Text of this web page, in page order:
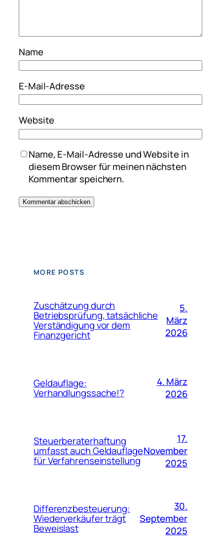
Name
E-Mail-Adresse
Website
Name, E-Mail-Adresse und Website in
diesem Browser für meinen nächsten
Kommentar speichern.
MORE POSTS
Zuschätzung durch
Betriebsprüfung, tatsächliche
Verständigung vor dem
Finanzgericht
5.
März
2026
Geldauflage:
Verhandlungssache!?
4. März
2026
Steuerberaterhaftung
umfasst auch Geldauflage
für Verfahrenseinstellung
17.
November
2025
Differenzbesteuerung:
Wiederverkäufer trägt
Beweislast
30.
September
2025